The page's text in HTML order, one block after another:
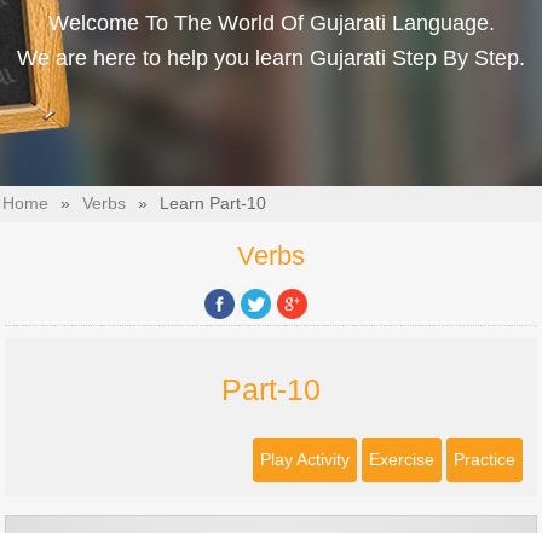
Welcome To The World Of Gujarati Language.
We are here to help you learn Gujarati Step By Step.
Home » Verbs » Learn Part-10
Verbs
Part-10
Practice
Exercise
Play Activity